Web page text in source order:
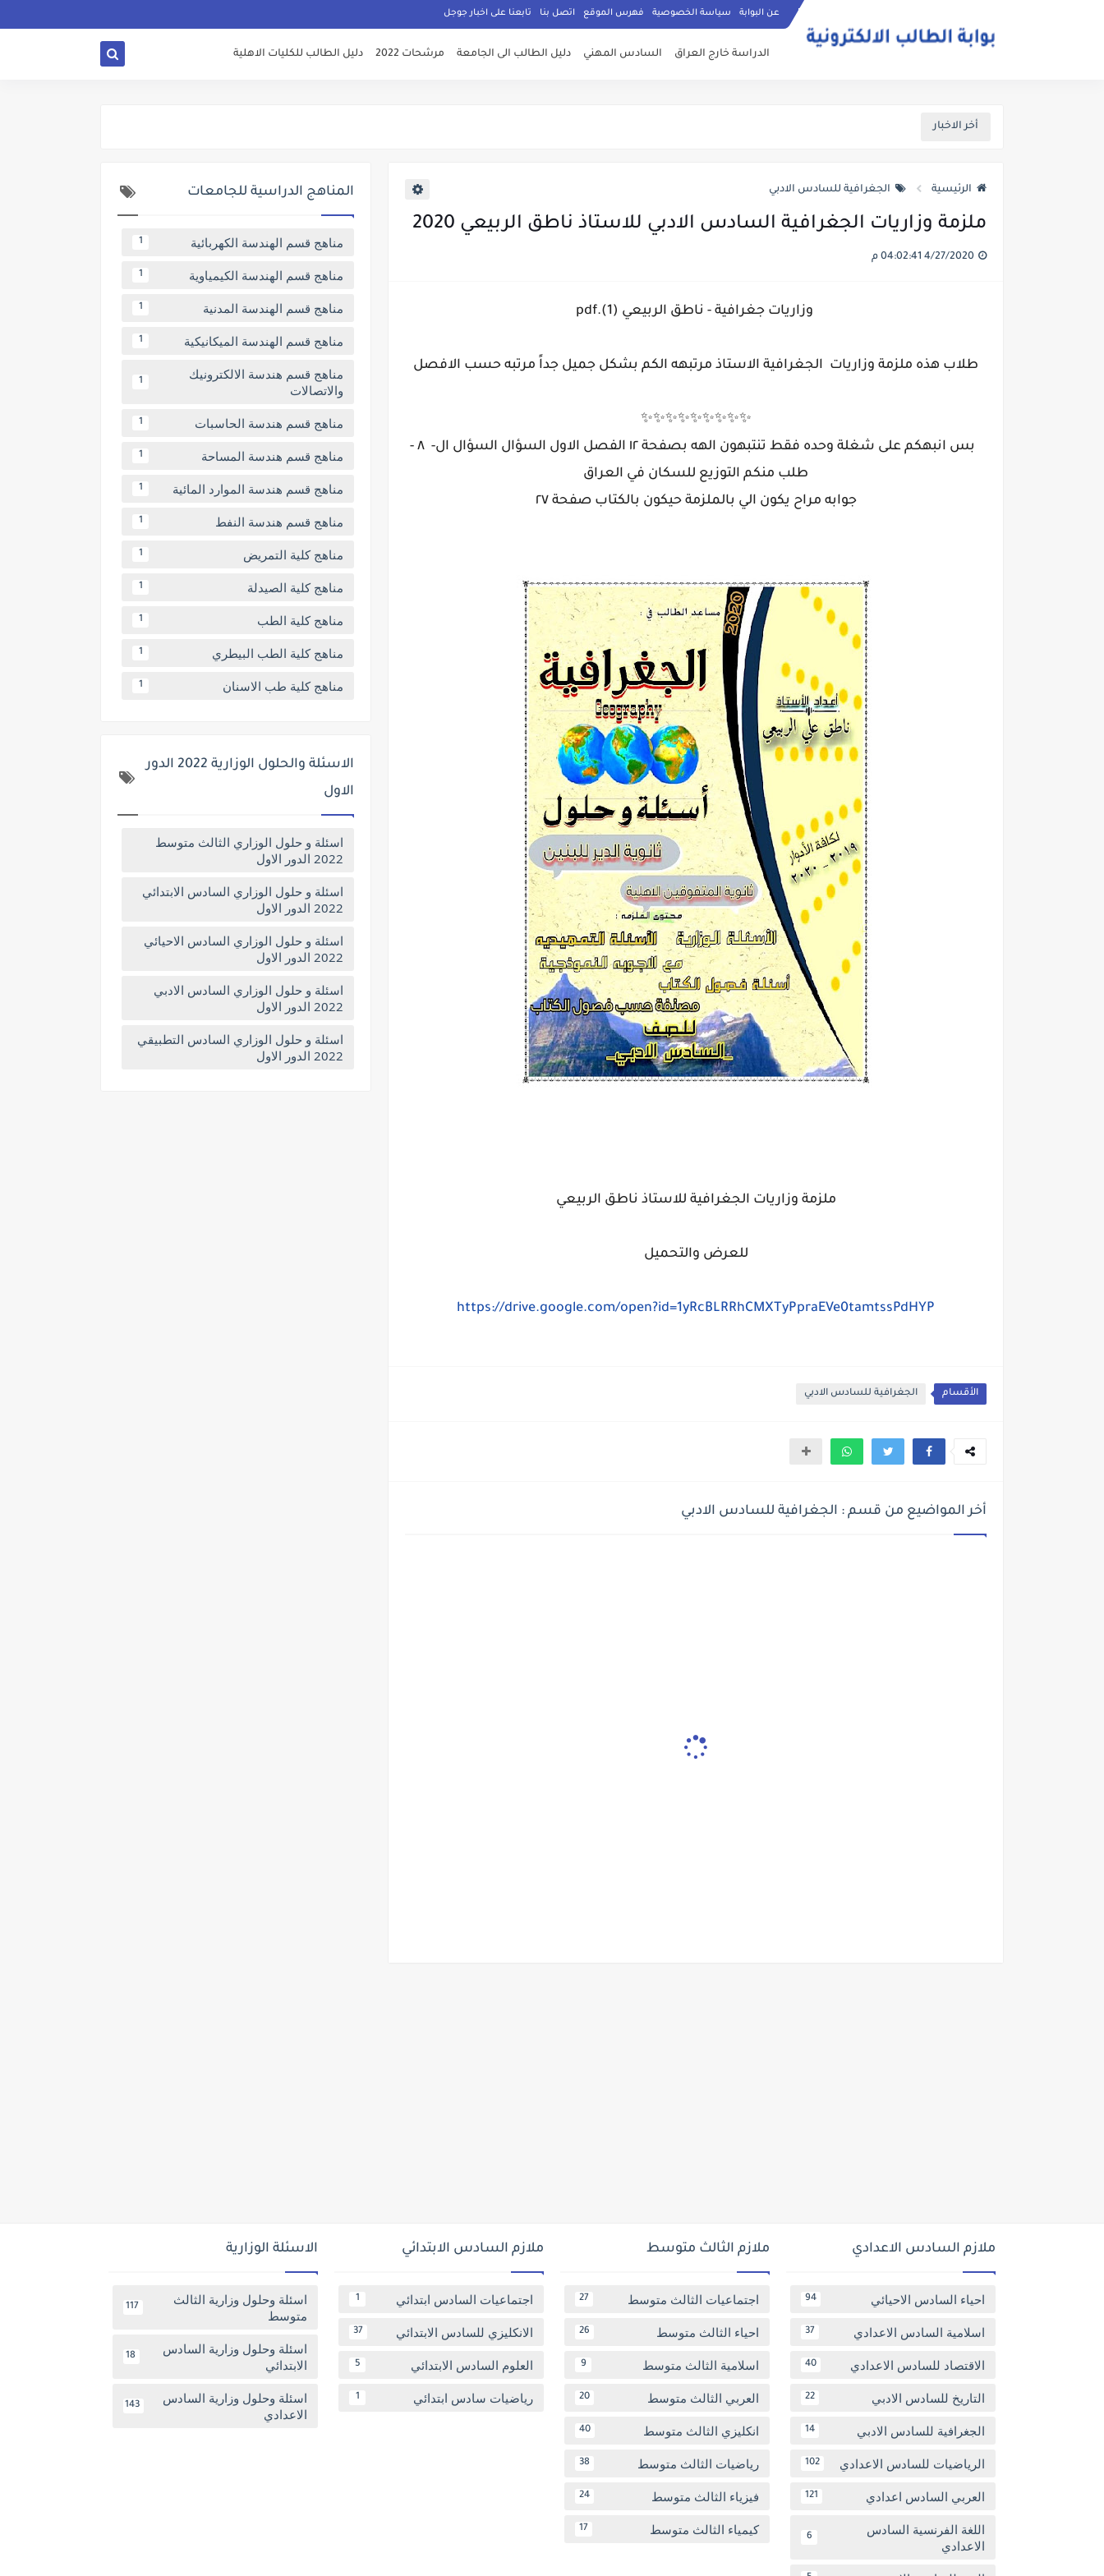
عن البوابة سياسة الخصوصية فهرس الموقع اتصل بنا تابعنا على اخبار جوجل
الدراسة خارج العراق السادس المهني دليل الطالب الى الجامعة مرشحات 2022 دليل الطالب للكليات الاهلية
أخر الاخبار
الرئيسية الجغرافية للسادس الادبي
ملزمة وزاريات الجغرافية السادس الادبي للاستاذ ناطق الربيعي 2020
وزاريات جغرافية - ناطق الربيعي (1).pdf
طلاب هذه ملزمة وزاريات الجغرافية الاستاذ مرتبهه الكم بشكل جميل جداً مرتبه حسب الافصل
✨✨✨✨✨✨✨✨✨
بس انبهكم على شغلة وحده فقط تنتبهون الهه بصفحة ١٢ الفصل الاول السؤال السؤال ال- ٨ -
طلب منكم التوزيع للسكان في العراق
جوابه مراح يكون الي بالملزمة حيكون بالكتاب صفحة ٢٧
ملزمة وزاريات الجغرافية للاستاذ ناطق الربيعي
للعرض والتحميل
https://drive.google.com/open?id=1yRcBLRRhCMXTyPpraEVe0tamtssPdHYP
الأقسام الجغرافية للسادس الادبي
أخر المواضيع من قسم : الجغرافية للسادس الادبي
المناهج الدراسية للجامعات
مناهج قسم الهندسة الكهربائية 1
مناهج قسم الهندسة الكيمياوية 1
مناهج قسم الهندسة المدنية 1
مناهج قسم الهندسة الميكانيكية 1
مناهج قسم هندسة الالكترونيك
والاتصالات
1
مناهج قسم هندسة الحاسبات 1
مناهج قسم هندسة المساحة 1
مناهج قسم هندسة الموارد المائية 1
مناهج قسم هندسة النفط 1
مناهج كلية التمريض 1
مناهج كلية الصيدلة 1
مناهج كلية الطب 1
مناهج كلية الطب البيطري 1
مناهج كلية طب الاسنان 1
الاسئلة والحلول الوزارية 2022 الدور
الاول
اسئلة و حلول الوزاري الثالث متوسط
2022 الدور الاول
اسئلة و حلول الوزاري السادس الابتدائي
2022 الدور الاول
اسئلة و حلول الوزاري السادس الاحيائي
2022 الدور الاول
اسئلة و حلول الوزاري السادس الادبي
2022 الدور الاول
اسئلة و حلول الوزاري السادس التطبيقي
2022 الدور الاول
ملازم السادس الاعدادي
احياء السادس الاحيائي 94
اسلامية السادس الاعدادي 37
الاقتصاد للسادس الاعدادي 40
التاريخ للسادس الادبي 22
الجغرافية للسادس الادبي 14
الرياضيات للسادس الاعدادي 102
العربي السادس اعدادي 121
اللغة الفرنسية السادس
الاعدادي
6
ملازم الثالث متوسط
اجتماعيات الثالث متوسط 27
احياء الثالث متوسط 26
اسلامية الثالث متوسط 9
العربي الثالث متوسط 20
انكليزي الثالث متوسط 40
رياضيات الثالث متوسط 38
فيزياء الثالث متوسط 24
كيمياء الثالث متوسط 17
ملازم السادس الابتدائي
اجتماعيات السادس ابتدائي 1
الانكليزي للسادس الابتدائي 37
العلوم السادس الابتدائي 5
رياضيات سادس ابتدائي 1
الاسئلة الوزارية
اسئلة وحلول وزارية الثالث
متوسط
117
اسئلة وحلول وزارية السادس
الابتدائي
18
اسئلة وحلول وزارية السادس
الاعدادي
143